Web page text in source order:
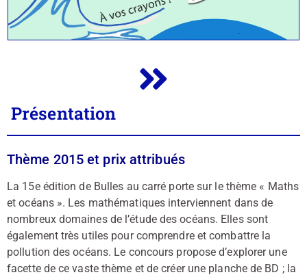
Présentation
Thème 2015 et prix attribués
La 15e édition de Bulles au carré porte sur le thème « Maths
et océans ». Les mathématiques interviennent dans de
nombreux domaines de l’étude des océans. Elles sont
également très utiles pour comprendre et combattre la
pollution des océans. Le concours propose d’explorer une
facette de ce vaste thème et de créer une planche de BD ; la